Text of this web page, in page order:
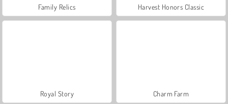
Family Relics Harvest Honors Classic
Royal Story Charm Farm